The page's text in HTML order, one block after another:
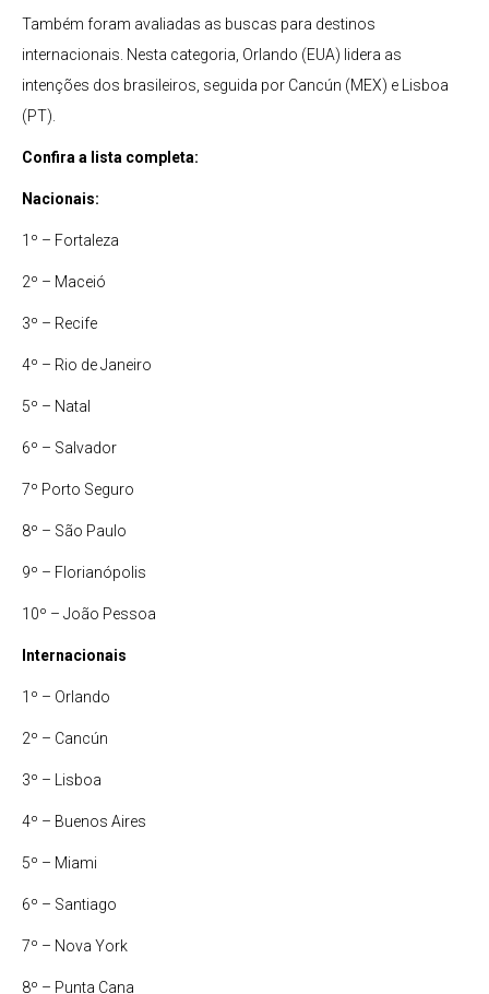
Também foram avaliadas as buscas para destinos
internacionais. Nesta categoria, Orlando (EUA) lidera as
intenções dos brasileiros, seguida por Cancún (MEX) e Lisboa
(PT).
Confira a lista completa:
Nacionais:
1º – Fortaleza
2º – Maceió
3º – Recife
4º – Rio de Janeiro
5º – Natal
6º – Salvador
7º Porto Seguro
8º – São Paulo
9º – Florianópolis
10º – João Pessoa
Internacionais
1º – Orlando
2º – Cancún
3º – Lisboa
4º – Buenos Aires
5º – Miami
6º – Santiago
7º – Nova York
8º – Punta Cana